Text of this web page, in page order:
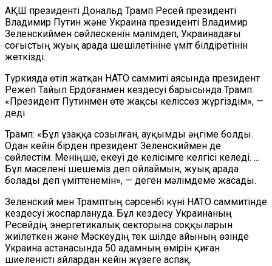
АҚШ президенті Дональд Трамп Ресей президенті
Владимир Путин және Украина президенті Владимир
Зеленскиймен сөйлескенін мәлімдеп, Украинадағы
соғыстың жуық арада шешілетініне үміт білдіретінін
жеткізді.
Түркияда өтіп жатқан НАТО саммиті аясында президент
Режеп Тайып Ердоғанмен кездесуі барысында Трамп:
«Президент Путинмен өте жақсы келіссөз жүргіздім», —
деді.
Трамп: «Бұл ұзаққа созылған, ауқымды әңгіме болды.
Одан кейін бірден президент Зеленскиймен де
сөйлестім. Меніңше, екеуі де келісімге келгісі келеді. ...
Бұл мәселені шешеміз деп ойлаймын, жуық арада
болады деп үміттенемін», — деген мәлімдеме жасады.
Зеленский мен Трамптың сәрсенбі күні НАТО саммитінде
кездесуі жоспарлануда. Бұл кездесу Украинаның
Ресейдің энергетикалық секторына соққыларын
жиілеткен және Мәскеудің тек шілде айының өзінде
Украина астанасында 50 адамның өмірін қиған
шиеленісті айлардан кейін жүзеге аспақ.